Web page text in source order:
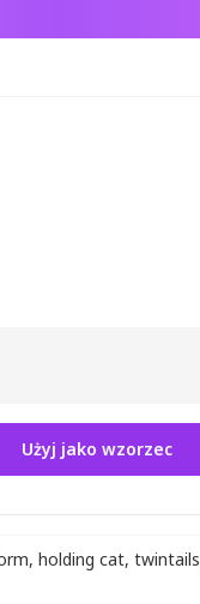
Użyj jako wzorzec
, holding cat, twintails